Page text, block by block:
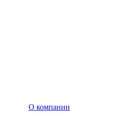
О компании